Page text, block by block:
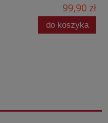
99,90 zł
do koszyka